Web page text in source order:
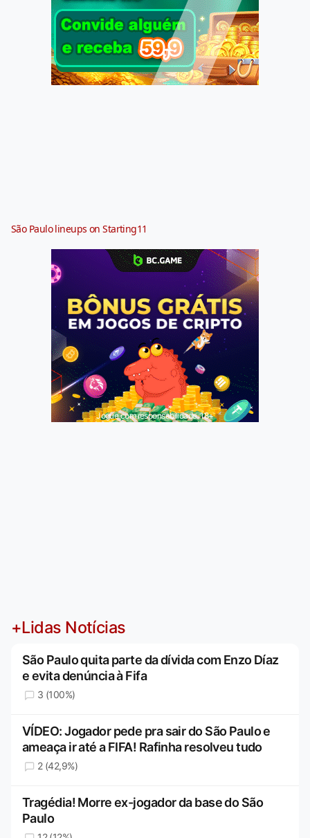
São Paulo lineups on Starting11
Jogue com responsabilidade. 18+
+Lidas Notícias
São Paulo quita parte da dívida com Enzo Díaz
e evita denúncia à Fifa
3 (100%)
VÍDEO: Jogador pede pra sair do São Paulo e
ameaça ir até a FIFA! Rafinha resolveu tudo
2 (42,9%)
Tragédia! Morre ex-jogador da base do São
Paulo